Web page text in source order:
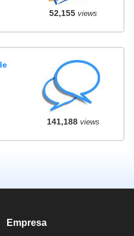
52,155views
141,188views
Empresa